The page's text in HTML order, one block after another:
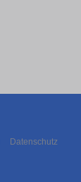
Datenschutz